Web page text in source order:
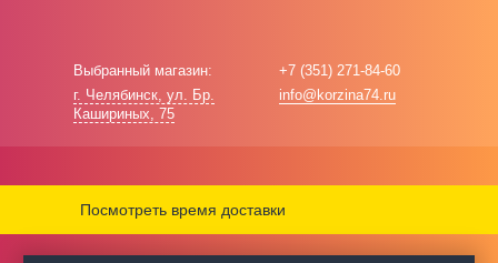
Выбранный магазин:
г. Челябинск, ул. Бр.
Кашириных, 75
+7 (351) 271-84-60
info@korzina74.ru
Посмотреть время доставки